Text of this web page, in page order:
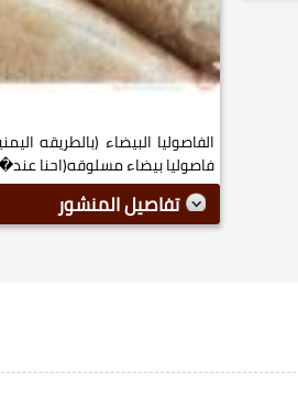
الفاصوليا البيضاء (بالطريقه
فاصوليا بيضاء مسلوقه(احنا
تفاصيل المنشور